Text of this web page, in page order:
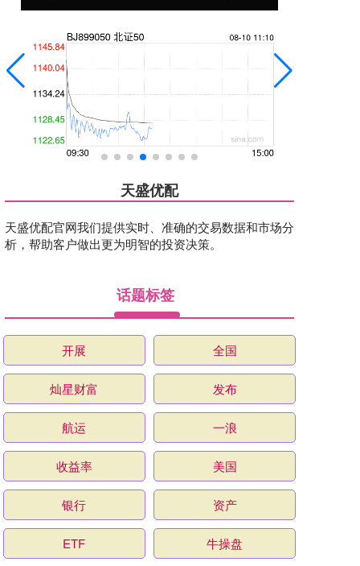
天盛优配
天盛优配官网我们提供实时、准确的交易数据和市场分
析，帮助客户做出更为明智的投资决策。
话题标签
开展 全国
灿星财富 发布
航运 一浪
收益率 美国
银行 资产
ETF 牛操盘